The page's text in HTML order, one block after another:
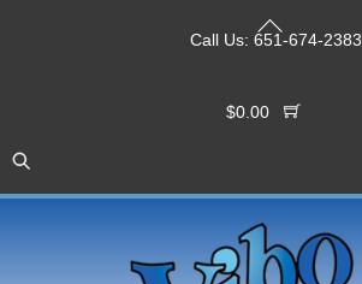
Call Us: 651-674-2383
$0.00
Back
To